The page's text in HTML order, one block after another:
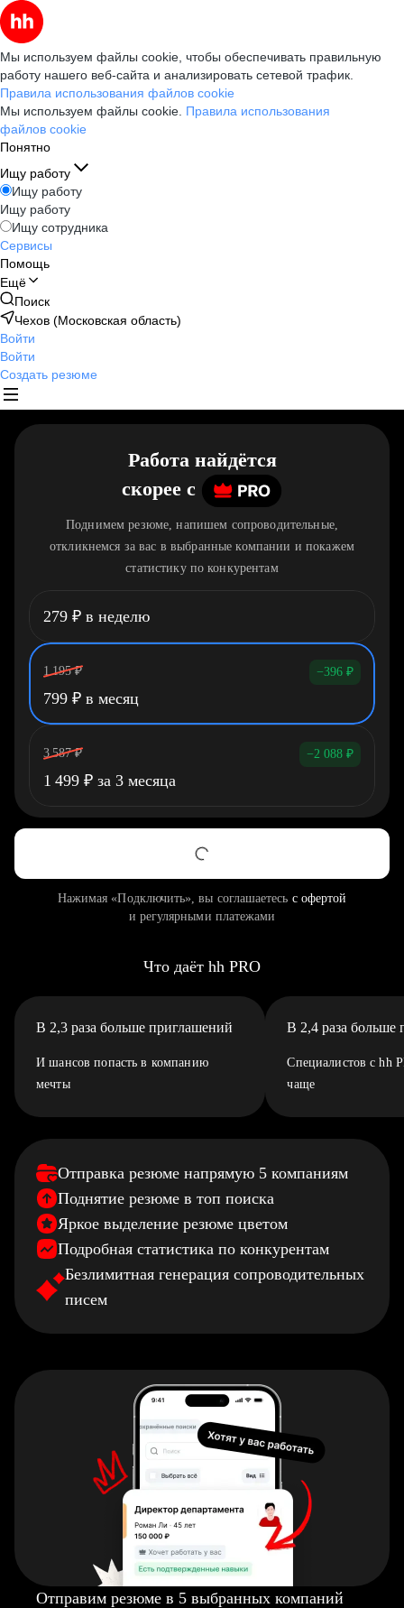
Мы используем файлы cookie, чтобы обеспечивать правильную
работу нашего веб-сайта и анализировать сетевой трафик.
Правила использования файлов cookie
Мы используем файлы cookie. Правила использования
файлов cookie
Понятно
Ищу работу
Ищу работу
Ищу работу
Ищу сотрудника
Сервисы
Помощь
Ещё
Поиск
Чехов (Московская область)
Войти
Войти
Создать резюме
Работа найдётся
скорее c
Поднимем резюме, напишем сопроводительные,
откликнемся за вас в выбранные компании и покажем
статистику по конкурентам
279 ₽ в неделю
1 195 ₽ −396 ₽
799 ₽ в месяц
3 587 ₽ −2 088 ₽
1 499 ₽ за 3 месяца
Нажимая «Подключить», вы соглашаетесь с офертой
и регулярными платежами
Что даёт hh PRO
В 2,3 раза больше приглашений
И шансов попасть в компанию
мечты
В 2,4 раза больше
Специалистов с hh
чаще
Отправка резюме напрямую 5 компаниям
Поднятие резюме в топ поиска
Яркое выделение резюме цветом
Подробная статистика по конкурентам
Безлимитная генерация сопроводительных
писем
Отправим резюме в 5 выбранных компаний